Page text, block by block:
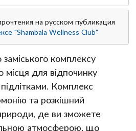
на русском публикация
"Shambala Wellness Club"
комплексу
місця для відпочинку
Комплекс
та розкішний
де ви зможете
атмосферою, що